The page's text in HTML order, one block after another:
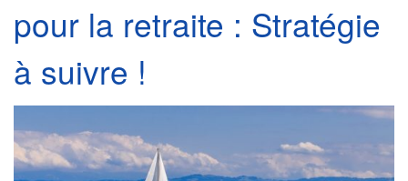
pour la retraite : Stratégie
à suivre !